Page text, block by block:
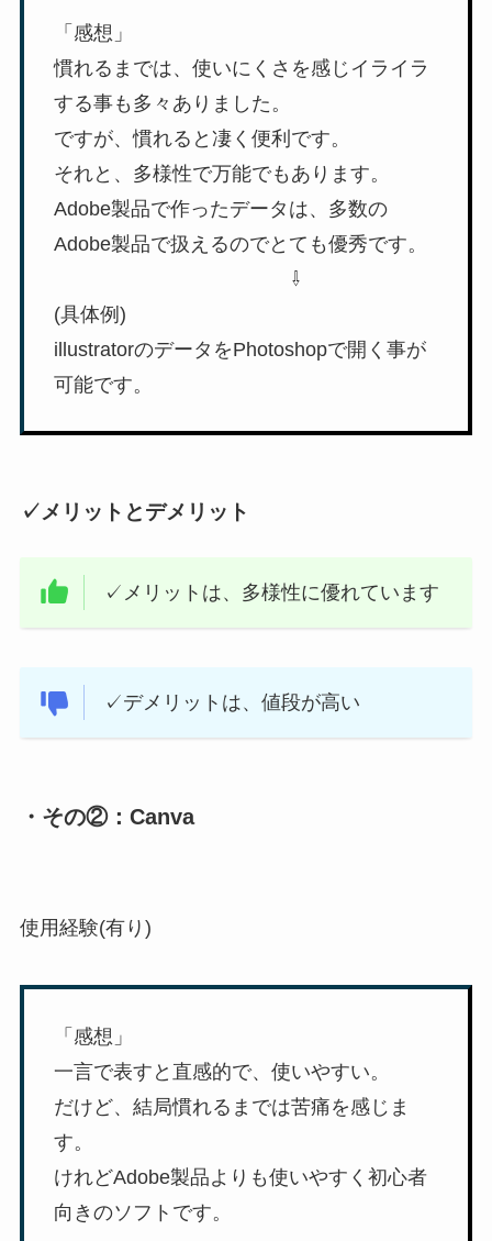
「感想」
慣れるまでは、使いにくさを感じイライラ
する事も多々ありました。
ですが、慣れると凄く便利です。
それと、多様性で万能でもあります。
Adobe製品で作ったデータは、多数の
Adobe製品で扱えるのでとても優秀です。
⇩
(具体例)
illustratorのデータをPhotoshopで開く事が
可能です。
✓メリットとデメリット
✓メリットは、多様性に優れています
✓デメリットは、値段が高い
・その②：Canva
使用経験(有り)
「感想」
一言で表すと直感的で、使いやすい。
だけど、結局慣れるまでは苦痛を感じま
す。
けれどAdobe製品よりも使いやすく初心者
向きのソフトです。